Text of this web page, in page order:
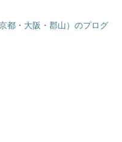
都・大阪・郡山）のプログ